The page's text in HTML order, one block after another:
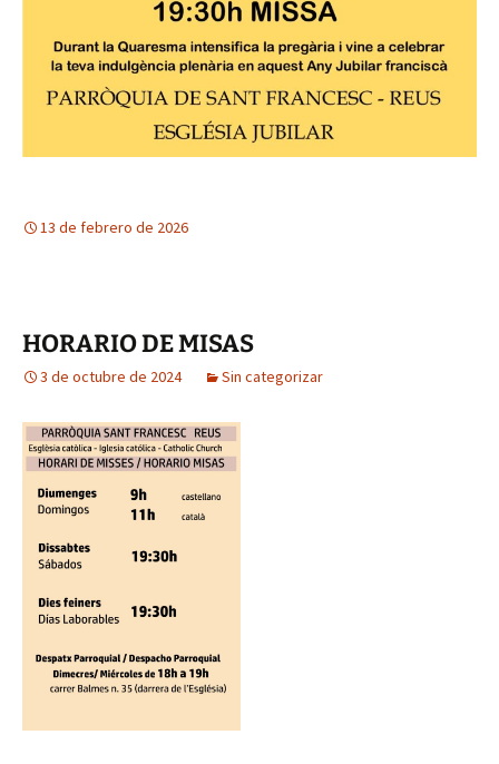
13 de febrero de 2026
HORARIO DE MISAS
3 de octubre de 2024 Sin categorizar